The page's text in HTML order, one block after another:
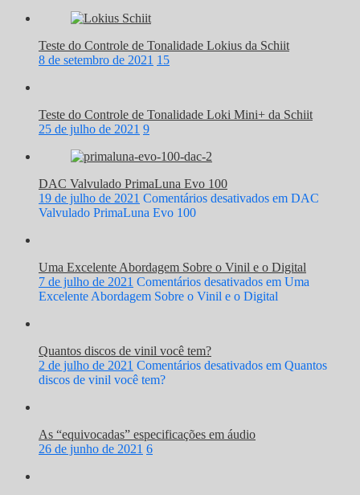
Teste do Controle de Tonalidade Lokius da Schiit
8 de setembro de 2021 15
Teste do Controle de Tonalidade Loki Mini+ da Schiit
25 de julho de 2021 9
DAC Valvulado PrimaLuna Evo 100
19 de julho de 2021 Comentários desativados em DAC
Valvulado PrimaLuna Evo 100
Uma Excelente Abordagem Sobre o Vinil e o Digital
7 de julho de 2021 Comentários desativados em Uma
Excelente Abordagem Sobre o Vinil e o Digital
Quantos discos de vinil você tem?
2 de julho de 2021 Comentários desativados em Quantos
discos de vinil você tem?
As “equivocadas” especificações em áudio
26 de junho de 2021 6